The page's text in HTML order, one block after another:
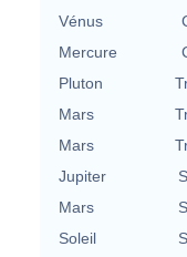
Vénus
Mercure
Pluton
Mars
Mars
Jupiter
Mars
Soleil